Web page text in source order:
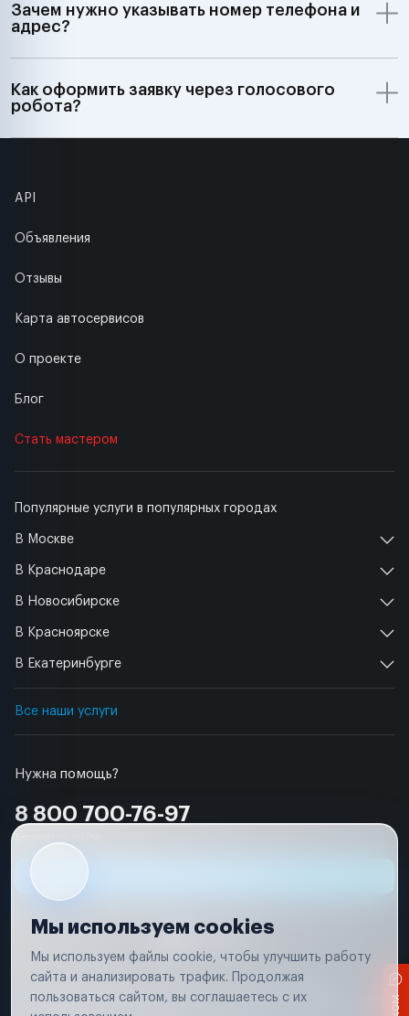
Зачем нужно указывать номер телефона и
адрес?
Как оформить заявку через голосового
робота?
Нужна помощь?
8 800 700-76-97
Популярные услуги в популярных городах
В Москве
В Краснодаре
В Новосибирске
В Красноярске
В Екатеринбурге
Все наши услуги
API
Объявления
Отзывы
Карта автосервисов
О проекте
Блог
Стать мастером
Условия использования
Удаление аккаунта
Вся информация, представленная на сайте, носит исключительно
Мы используем cookies
Мы используем файлы cookie, чтобы улучшить работу
сайта и анализировать трафик. Продолжая
пользоваться сайтом, вы соглашаетесь с их